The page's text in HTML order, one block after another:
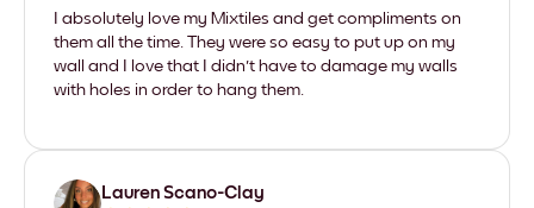
I absolutely love my Mixtiles and get compliments on
them all the time. They were so easy to put up on my
wall and I love that I didn't have to damage my walls
with holes in order to hang them.
Lauren Scano-Clay